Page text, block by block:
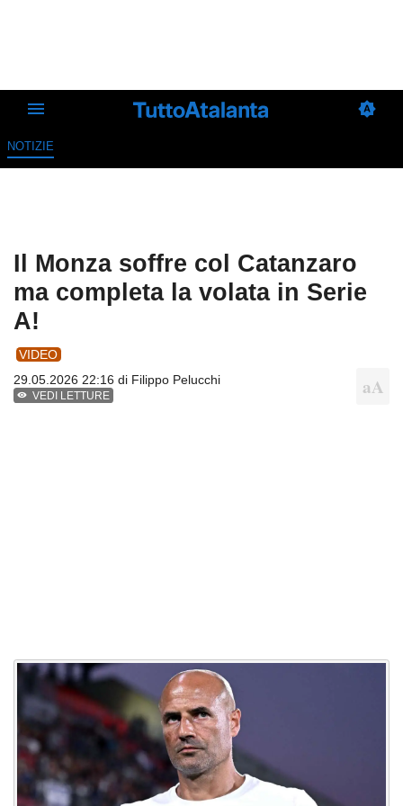
NOTIZIE
Il Monza soffre col Catanzaro
ma completa la volata in Serie
A!
VIDEO
29.05.2026 22:16 di Filippo Pelucchi
VEDI LETTURE